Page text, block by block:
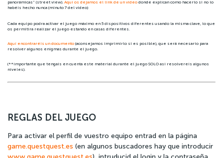
panorámicas" (street view). Aquí os dejamos el link de un video donde explican como hacerlo si no lo
habéis hecho nunca (minuto 7 del video)
Cada equipo podra activar el juego máximo en 5 dispositivos diferentes usando la misma clave, lo que
os permitira realizar el juego estando en casas diferentes.
Aquí encontraréis un documento (aconsejamos imprimirlo si es posible), que será necesario para
resolver algunos enigmas durante el juego.
(**importante que tengais en cuenta este material durante el juego SOLO asi resolvereis algunos
niveles).
REGLAS DEL JUEGO
Para activar el perfil de vuestro equipo entrad en la página
game.questquest.es (en algunos buscadores hay que introducir